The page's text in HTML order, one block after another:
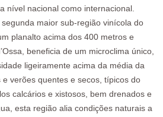
nível nacional como internacional.
maior sub-região vinícola do
planalto acima dos 400 metros e
beneficia de um microclima único,
ligeiramente acima da média da
e verões quentes e secos, típicos do
calcários e xistosos, bem drenados e
esta região alia condições naturais a